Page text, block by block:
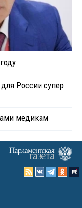
России супер
медикам